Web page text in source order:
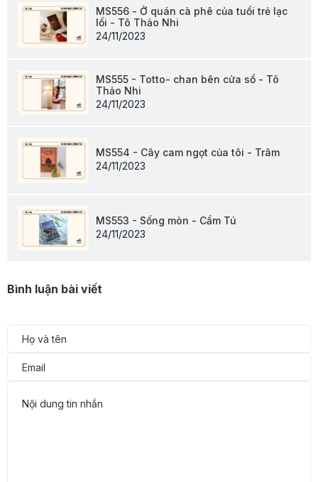
MS556 - Ở quán cà phê của tuổi trẻ lạc
lối - Tô Thảo Nhi
24/11/2023
MS555 - Totto- chan bên cửa sổ - Tô
Thảo Nhi
24/11/2023
MS554 - Cây cam ngọt của tôi - Trâm
24/11/2023
MS553 - Sống mòn - Cẩm Tú
24/11/2023
Bình luận bài viết